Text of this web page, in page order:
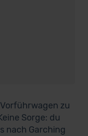
zu
Sorge: du
nach Garching